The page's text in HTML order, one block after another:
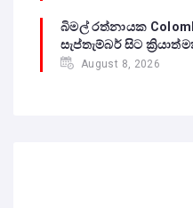
බිමල් රත්නායක
සැප්තැම්බර් සිට
August 8, 2026